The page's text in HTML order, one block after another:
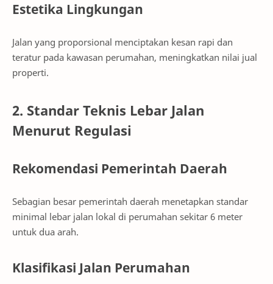
Estetika Lingkungan
Jalan yang proporsional menciptakan kesan rapi dan
teratur pada kawasan perumahan, meningkatkan nilai jual
properti.
2. Standar Teknis Lebar Jalan
Menurut Regulasi
Rekomendasi Pemerintah Daerah
Sebagian besar pemerintah daerah menetapkan standar
minimal lebar jalan lokal di perumahan sekitar 6 meter
untuk dua arah.
Klasifikasi Jalan Perumahan